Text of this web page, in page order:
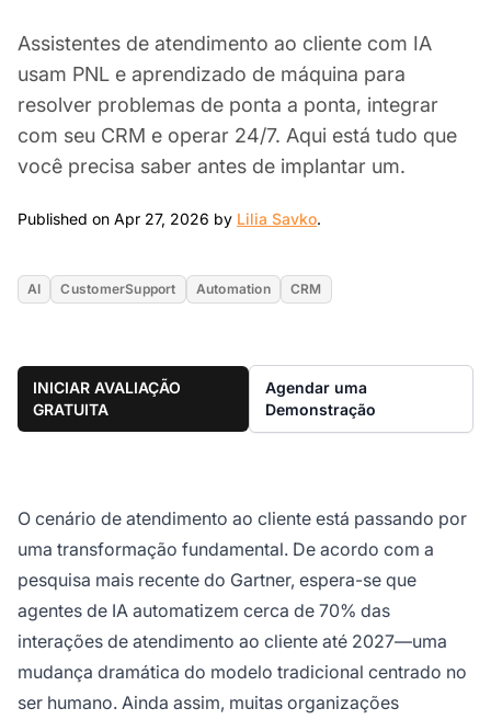
Assistentes de atendimento ao cliente com IA
usam PNL e aprendizado de máquina para
resolver problemas de ponta a ponta, integrar
com seu CRM e operar 24/7. Aqui está tudo que
você precisa saber antes de implantar um.
Published on Apr 27, 2026 by Lilia Savko.
AI CustomerSupport Automation CRM
INICIAR AVALIAÇÃO
GRATUITA
Agendar uma
Demonstração
O cenário de atendimento ao cliente está passando por
uma transformação fundamental. De acordo com a
pesquisa mais recente do Gartner, espera-se que
agentes de IA automatizem cerca de 70% das
interações de atendimento ao cliente até 2027—uma
mudança dramática do modelo tradicional centrado no
ser humano. Ainda assim, muitas organizações